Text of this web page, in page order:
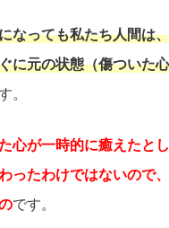
なっても私たち人間は
に元の状態（傷ついた
。
心が一時的に癒えたと
ったわけではないので
です。